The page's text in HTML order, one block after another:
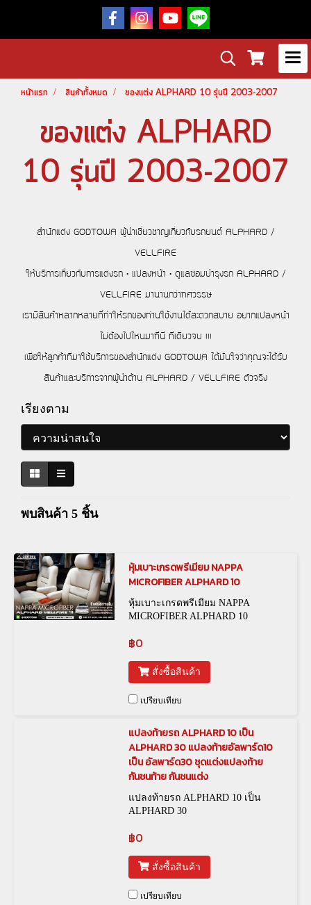
หน้าแรก สินค้าทั้งหมด ของแต่ง ALPHARD 10 รุ่นปี 2003-2007
ของแต่ง ALPHARD
10 รุ่นปี 2003-2007
สำนักแต่ง GODTOWA ผู้นำเชี่ยวชาญเกี่ยวกับรถยนต์ ALPHARD /
VELLFIRE
ให้บริการเกี่ยวกับการแต่งรถ • แปลงหน้า • ดูแลซ่อมบำรุงรถ ALPHARD /
VELLFIRE มานานกว่าทศวรรษ
เรามีสินค้าหลากหลายที่ทำให้รถของท่านใช้งานได้สะดวกสบาย อยากแปลงหน้า
ไม่ต้องไปไหนมาที่นี่ ที่เดียวจบ !!!
เพื่อให้ลูกค้าที่มาใช้บริการของสำนักแต่ง GODTOWA ได้มั่นใจว่าคุณจะได้รับ
สินค้าและบริการจากผู้นำด้าน ALPHARD / VELLFIRE ตัวจริง
เรียงตาม
พบสินค้า 5 ชิ้น
หุ้มเบาะเกรดพรีเมียม NAPPA
MICROFIBER ALPHARD 10
หุ้มเบาะเกรดพรีเมียม NAPPA
MICROFIBER ALPHARD 10
฿0
สั่งซื้อสินค้า
เปรียบเทียบ
แปลงท้ายรถ ALPHARD 10 เป็น
ALPHARD 30 แปลงท้ายอัลพาร์ด10
เป็น อัลพาร์ด30 ชุดแต่งแปลงท้าย
กันชนท้าย กันชนแต่ง
แปลงท้ายรถ ALPHARD 10 เป็น
ALPHARD 30
฿0
สั่งซื้อสินค้า
เปรียบเทียบ